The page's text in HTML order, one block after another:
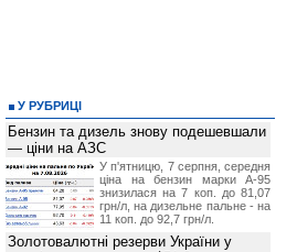
У РУБРИЦІ
Бензин та дизель знову подешевшали
— ціни на АЗС
У п'ятницю, 7 серпня, середня
ціна на бензин марки А-95
знизилася на 7 коп. до 81,07
грн/л, на дизельне пальне - на
11 коп. до 92,7 грн/л.
Золотовалютні резерви України у